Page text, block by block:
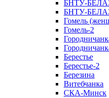
БНТУ-
БНТУ-
Гомель
Гомель-2
Берестье
Берестье-2
Березина
Витебчанка
СКА-Минск